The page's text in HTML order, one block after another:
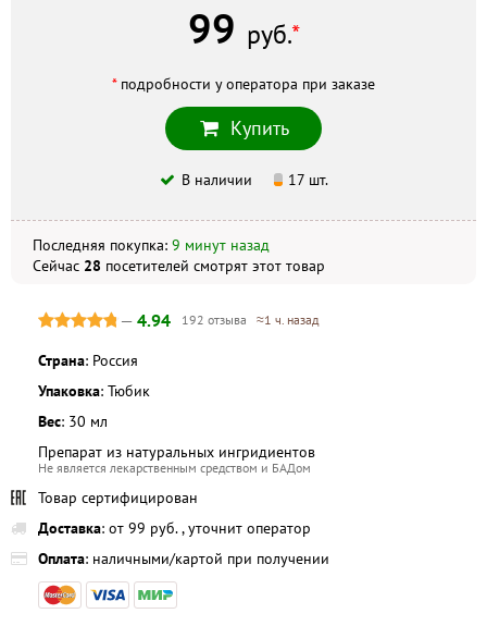
г. Улан-Удэ, ул. Коммунистическая, 41, +7 (3012) 21–25–03
г. Улан-Удэ, ул. Комсомольская, 6а, +7 (3012) 46–41–74
заказа на сайте.
Не является публичной офертой. Комплектация и
внешний вид могут отличаться, в зависимости от партии.
99 руб.*
*подробности у оператора при заказе
Купить
В наличии 17 шт.
Последняя покупка: 9 минут назад
Сейчас 28 посетителей смотрят этот товар
— 4.94 192 отзыва ≈1 ч. назад
Страна: Россия
Упаковка: Тюбик
Вес: 30 мл
Препарат из натуральных ингридиентов
Не является лекарственным средством и БАДом
Товар сертифицирован
Доставка: от 99 руб. , уточнит оператор
Оплата: наличными/картой при получении